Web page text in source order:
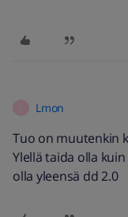
Lmon
Tuo on muutenkin
Ylellä taida olla
olla yleensä dd 2.0